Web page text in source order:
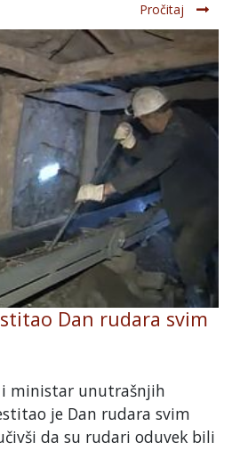
Pročitaj
Dan rudara svim
i ministar unutrašnjih
je Dan rudara svim
da su rudari oduvek bili